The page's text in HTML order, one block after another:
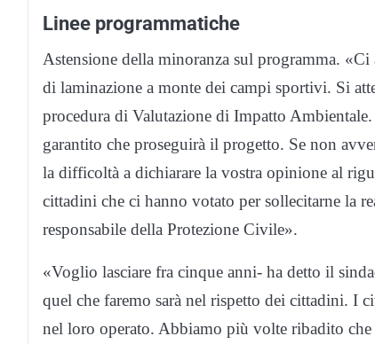
Linee programmatiche
Astensione della minoranza sul programma.
di laminazione a monte dei campi sportivi. Si
procedura di Valutazione di Impatto
garantito che proseguirà il progetto. Se non
la difficoltà a dichiarare la vostra opinione al
cittadini che ci hanno votato per sollecitarne la
responsabile della Protezione Civile».
«Voglio lasciare fra cinque anni- ha detto il
quel che faremo sarà nel rispetto dei cittadini. I
nel loro operato. Abbiamo più volte ribadito